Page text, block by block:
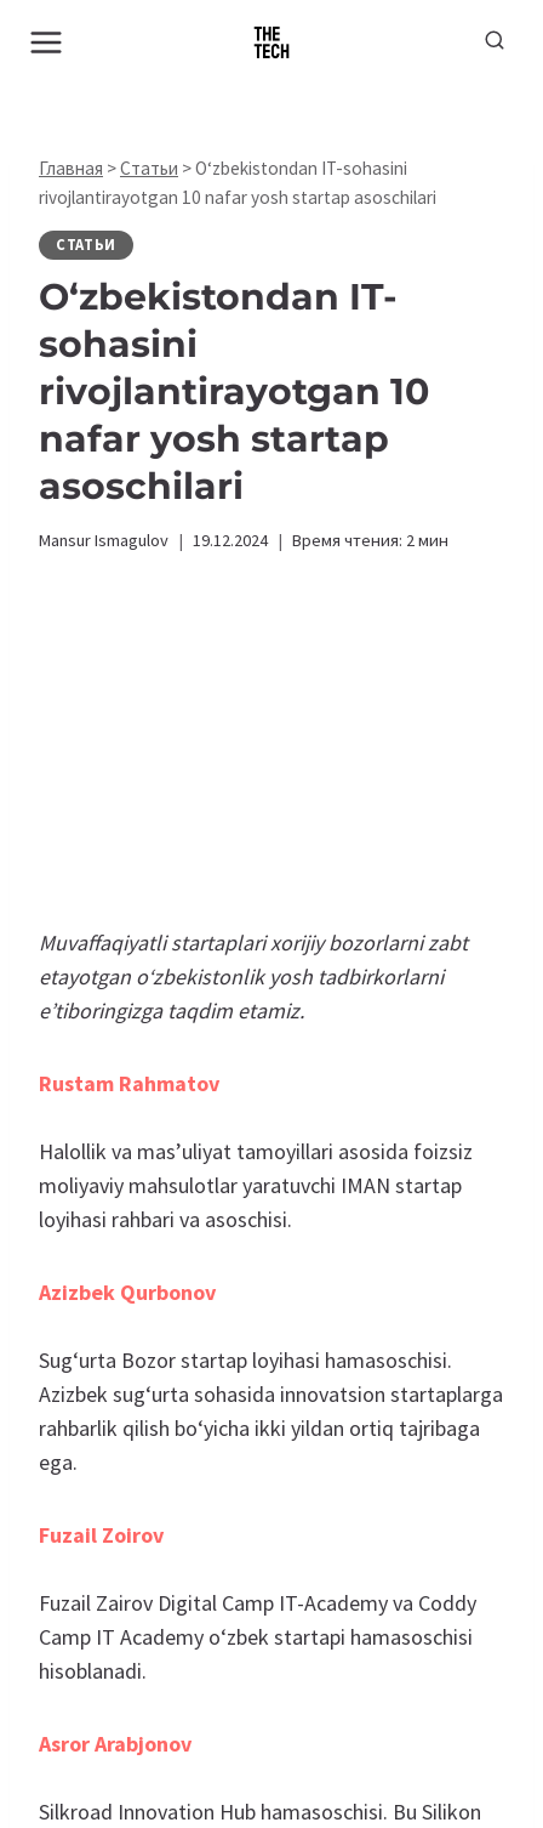
Главная >Статьи >O‘zbekistondan IT-sohasini
rivojlantirayotgan 10 nafar yosh startap asoschilari
СТАТЬИ
O‘zbekistondan IT-
sohasini
rivojlantirayotgan 10
nafar yosh startap
asoschilari
Mansur Ismagulov 19.12.2024 Время чтения: 2мин
Muvaffaqiyatli startaplari xorijiy bozorlarni zabt
etayotgan o‘zbekistonlik yosh tadbirkorlarni
e’tiboringizga taqdim etamiz.
Rustam Rahmatov
Halollik va mas’uliyat tamoyillari asosida foizsiz
moliyaviy mahsulotlar yaratuvchi IMAN startap
loyihasi rahbari va asoschisi.
Azizbek Qurbonov
Sug‘urta Bozor startap loyihasi hamasoschisi.
Azizbek sug‘urta sohasida innovatsion startaplarga
rahbarlik qilish bo‘yicha ikki yildan ortiq tajribaga
ega.
Fuzail Zoirov
Fuzail Zairov Digital Camp IT-Academy va Coddy
Camp IT Academy oʻzbek startapi hamasoschisi
hisoblanadi.
Asror Arabjonov
Silkroad Innovation Hub hamasoschisi. Bu Silikon